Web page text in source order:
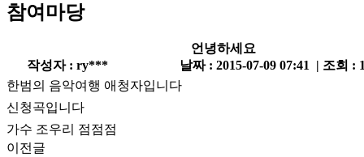
참여마당
언녕하세요
작성자 : ry***
날짜 : 2015-07-09 07:41 | 조회 :
한범의 음악여행 애청자입니다
신청곡입니다
가수 조우리 점점점
이전글